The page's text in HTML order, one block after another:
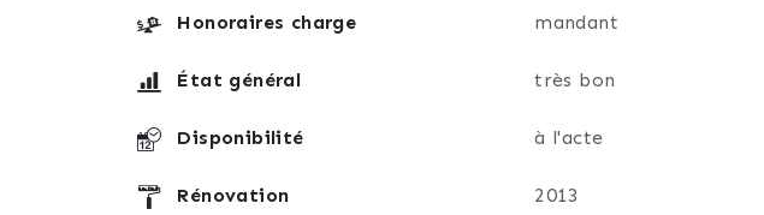
Honoraires charge mandant
État général très bon
Disponibilité à l'acte
Rénovation 2013